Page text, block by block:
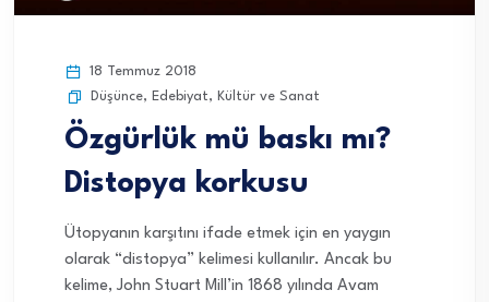
18 Temmuz 2018
Düşünce, Edebiyat, Kültür ve Sanat
Özgürlük mü baskı mı?
Distopya korkusu
Ütopyanın karşıtını ifade etmek için en yaygın
olarak “distopya” kelimesi kullanılır. Ancak bu
kelime, John Stuart Mill’in 1868 yılında Avam